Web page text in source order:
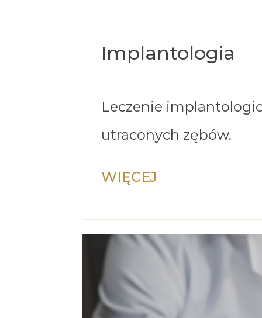
Implantologia
Leczenie
utraconych zębów.
WIĘCEJ